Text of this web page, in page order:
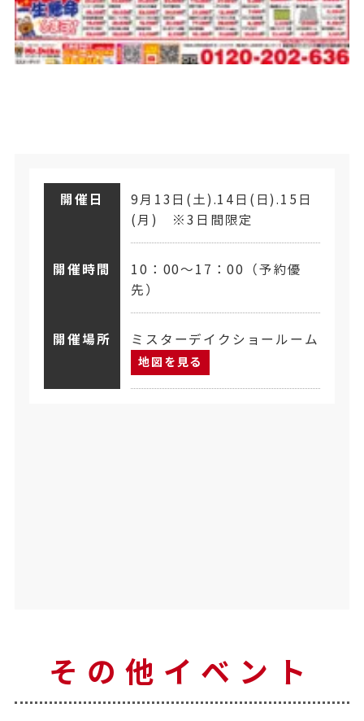
開催日
9月13日(土).14日(日).15日
(月) ※3日間限定
開催時間
10：00～17：00（予約優
先）
開催場所 ミスターデイクショールーム
地図を見る
その他イベント